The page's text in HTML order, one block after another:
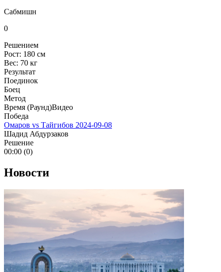
Сабмишн
0
Решением
Рост: 180 см
Вес: 70 кг
Результат
Поединок
Боец
Метод
Время (Раунд)Видео
Победа
Омаров vs Тайгибов 2024-09-08
Шадид Абдурзаков
Решение
00:00 (0)
Новости